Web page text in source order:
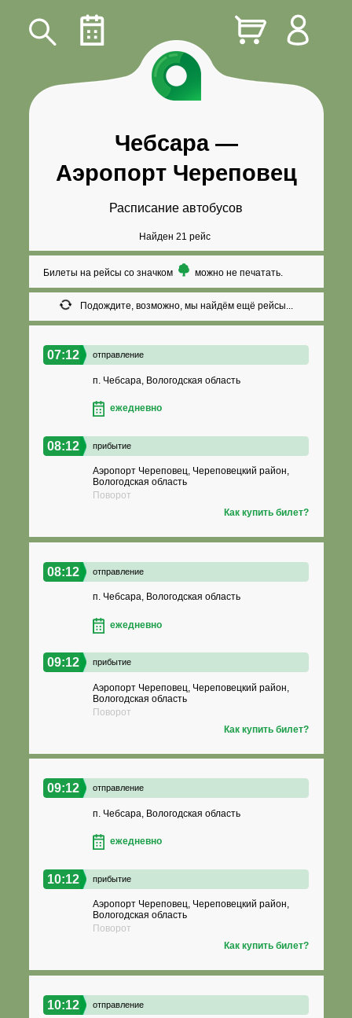
Чебсара—
Аэропорт Череповец
Расписание автобусов
Найден 21 рейс
Билеты на рейсы со значком можно не печатать.
Подождите, возможно, мы найдём ещё рейсы...
07:12 отправление
п. Чебсара, Вологодская область
ежедневно
08:12 прибытие
Аэропорт Череповец, Череповецкий район,
Вологодская область
Поворот
Как купить билет?
08:12 отправление
п. Чебсара, Вологодская область
ежедневно
09:12 прибытие
Аэропорт Череповец, Череповецкий район,
Вологодская область
Поворот
Как купить билет?
09:12 отправление
п. Чебсара, Вологодская область
ежедневно
10:12 прибытие
Аэропорт Череповец, Череповецкий район,
Вологодская область
Поворот
Как купить билет?
10:12 отправление